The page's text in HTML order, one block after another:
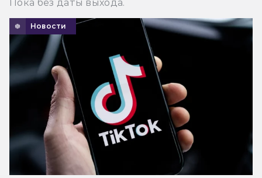
Пока без даты выхода.
Новости